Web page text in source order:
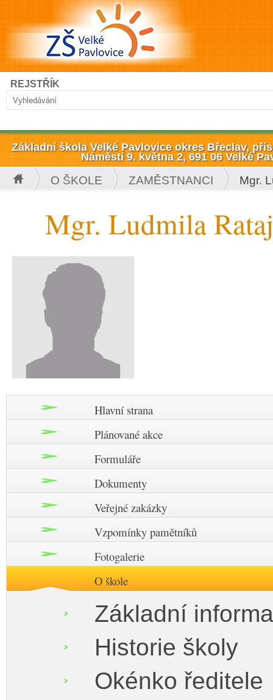
Přejít k hlavnímu obsahu
Vyhledávání
Hledat
REJSTŘÍK
Základní škola Velké Pavlovice okres Břeclav,
Náměstí 9. května 2, 691 06 Velké
Jste zde
O ŠKOLE ZAMĚSTNANCI Mgr.
Mgr. Ludmila
Hlavní strana
Plánované akce
Formuláře
Dokumenty
Veřejné zakázky
Vzpomínky pamětníků
Fotogalerie
O škole
Základní
Historie školy
Okénko ředitele